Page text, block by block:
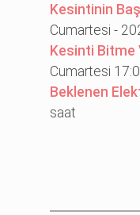
Kesintinin
Cumartesi -
Kesinti Bitme
Cumartesi
Beklenen
saat